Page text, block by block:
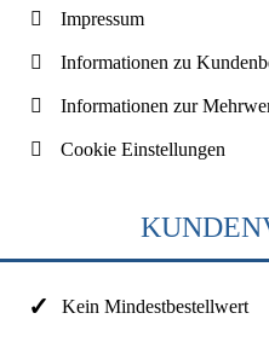
Impressum
Informationen zu
Informationen zur
Cookie Einstellungen
Kein Mindestbestellwert